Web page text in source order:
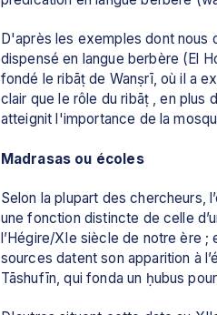
D'après les exemples dont nous
dispensé en langue berbère (El
fondé le ribāṭ de Wanṣrī, où il a
clair que le rôle du ribāṭ , en plus
atteignit l'importance de la
Madrasas ou écoles
Selon la plupart des chercheurs,
une fonction distincte de celle
l’Hégire/XIe siècle de notre ère ;
sources datent son apparition à
Tāshufīn, qui fonda un ḥubus